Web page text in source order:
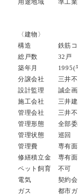
用途地域 準工業
〈建物〉
構造 鉄筋コン
総戸数 32戸
築年月 1995(平
分譲会社 三井不
設計監理 誠企画
施工会社 三井建
管理会社 三井不
管理形態 全部委
管理状態 巡回
管理費 専有面
修繕積立金 専有面
ペット飼育 不可
電気 契約会社
ガス 都市ガ